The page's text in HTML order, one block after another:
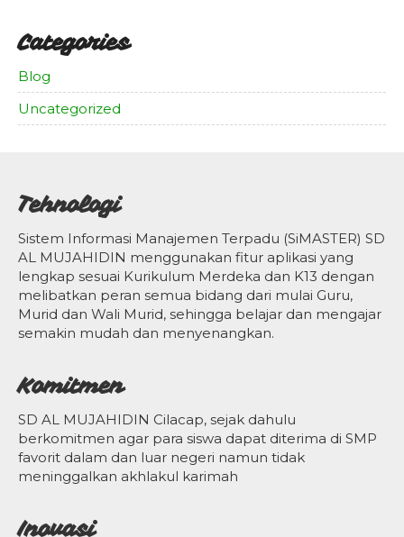
Categories
Blog
Uncategorized
Tehnologi
Sistem Informasi Manajemen Terpadu (SiMASTER) SD
AL MUJAHIDIN menggunakan fitur aplikasi yang
lengkap sesuai Kurikulum Merdeka dan K13 dengan
melibatkan peran semua bidang dari mulai Guru,
Murid dan Wali Murid, sehingga belajar dan mengajar
semakin mudah dan menyenangkan.
Komitmen
SD AL MUJAHIDIN Cilacap, sejak dahulu
berkomitmen agar para siswa dapat diterima di SMP
favorit dalam dan luar negeri namun tidak
meninggalkan akhlakul karimah
Inovasi